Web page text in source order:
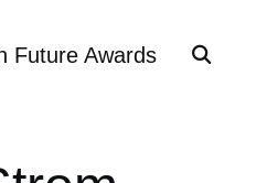
Future Awards